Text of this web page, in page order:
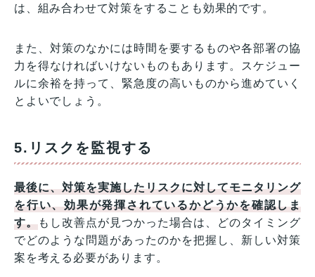
は、組み合わせて対策をすることも効果的です。
また、対策のなかには時間を要するものや各部署の協
力を得なければいけないものもあります。スケジュー
ルに余裕を持って、緊急度の高いものから進めていく
とよいでしょう。
5.リスクを監視する
最後に、対策を実施したリスクに対してモニタリング
を行い、効果が発揮されているかどうかを確認しま
す。もし改善点が見つかった場合は、どのタイミング
でどのような問題があったのかを把握し、新しい対策
案を考える必要があります。